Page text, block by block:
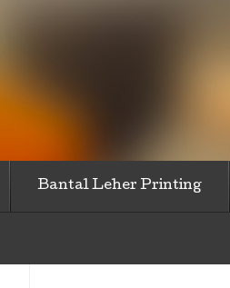
Bantal Leher Printing